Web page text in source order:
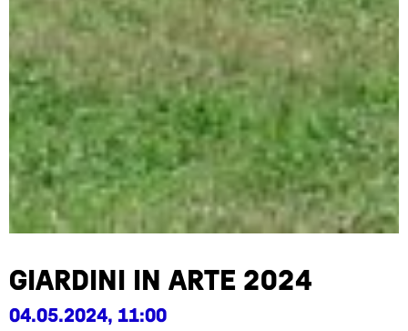
giardini in arte 2024
04.05.2024, 11:00